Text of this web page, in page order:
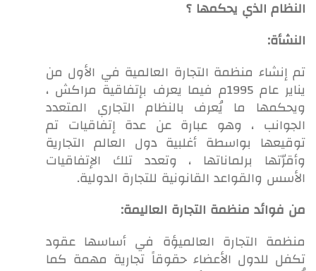
النظام الذي يحكمها ؟
النشأة:
تم إنشاء منظمة التجارة العالمية في الأول من
يناير عام 1995م فيما يعرف بإتفاقية مراكش ،
ويحكمها ما يُعرف بالنظام التجاري المتعدد
الجوانب ، وهو عبارة عن عدة إتفاقيات تم
توقيعها بواسطة أغلبية دول العالم التجارية
وأقرّتها برلماناتها ، وتعدد تلك الإتفاقيات
الأسس والقواعد القانونية للتجارة الدولية.
من فوائد منظمة التجارة العاليمة:
منظمة التجارة العالميؤة في أساسها عقود
تكفل للدول الأعضاء حقوقاً تجارية مهمة كما